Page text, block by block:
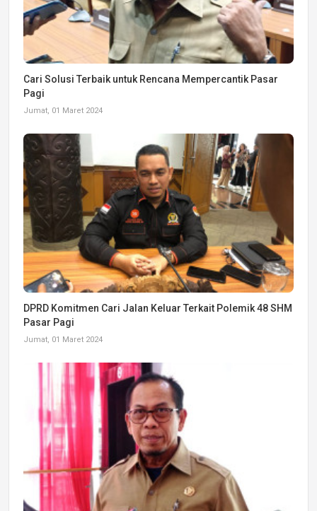
Cari Solusi Terbaik untuk Rencana Mempercantik Pasar
Pagi
Jumat, 01 Maret 2024
DPRD Komitmen Cari Jalan Keluar Terkait Polemik 48 SHM
Pasar Pagi
Jumat, 01 Maret 2024